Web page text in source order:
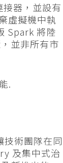
器，並設有
虛擬機中執
Spark 將陸
並非所有市
術團隊在同
及集中式治